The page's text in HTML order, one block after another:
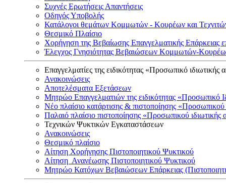
Συχνές Ερωτήσεις Απαντήσεις
Οδηγός Υποβολής
Κατάλογοι θεμάτων Κομμωτών - Κουρέων και
Θεσμικό Πλαίσιο
Χορήγηση της Βεβαίωσης Επαγγελματικής
Έλεγχος Γνησιότητας Βεβαιώσεων Κομμωτών-
Επαγγελματίες της ειδικότητας «Προσωπικό ιδιωτικής
Ανακοινώσεις
Αποτελέσματα Εξετάσεων
Μητρώο Επαγγελματιών της ειδικότητας «Προσωπικό
Νέο πλαίσιο κατάρτισης & πιστοποίησης «Προσωπικού
Παλαιό πλαίσιο πιστοποίησης «Προσωπικού
Τεχνικών Ψυκτικών Εγκαταστάσεων
Ανακοινώσεις
Θεσμικό πλαίσιο
Αίτηση Χορήγησης Πιστοποιητικού Ψυκτικού
Αίτηση Ανανέωσης Πιστοποιητικού Ψυκτικού
Μητρώο Κατόχων Βεβαιώσεων Επάρκειας